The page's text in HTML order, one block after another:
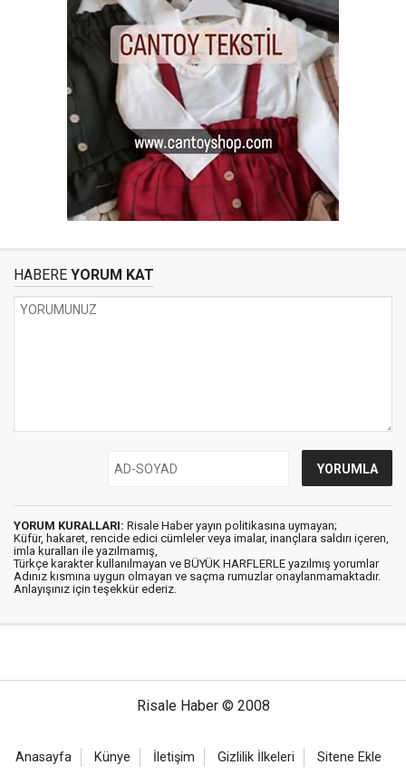
HABERE YORUM KAT
YORUM KURALLARI: Risale Haber yayın politikasına uymayan;
Küfür, hakaret, rencide edici cümleler veya imalar, inançlara saldırı içeren,
imla kuralları ile yazılmamış,
Türkçe karakter kullanılmayan ve BÜYÜK HARFLERLE yazılmış yorumlar
Adınız kısmına uygun olmayan ve saçma rumuzlar onaylanmamaktadır.
Anlayışınız için teşekkür ederiz.
Risale Haber © 2008
Anasayfa Künye İletişim Gizlilik İlkeleri Sitene Ekle